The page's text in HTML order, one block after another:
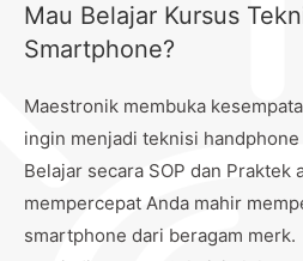
Mau Belajar Kursus
Smartphone?
Maestronik membuka
ingin menjadi teknisi
Belajar secara SOP dan Praktek
mempercepat Anda mahir
smartphone dari beragam